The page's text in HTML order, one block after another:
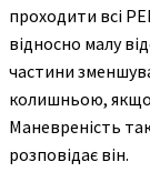
проходити всі
відносно малу
частини
колишньою, якщо
Маневреність
розповідає він.